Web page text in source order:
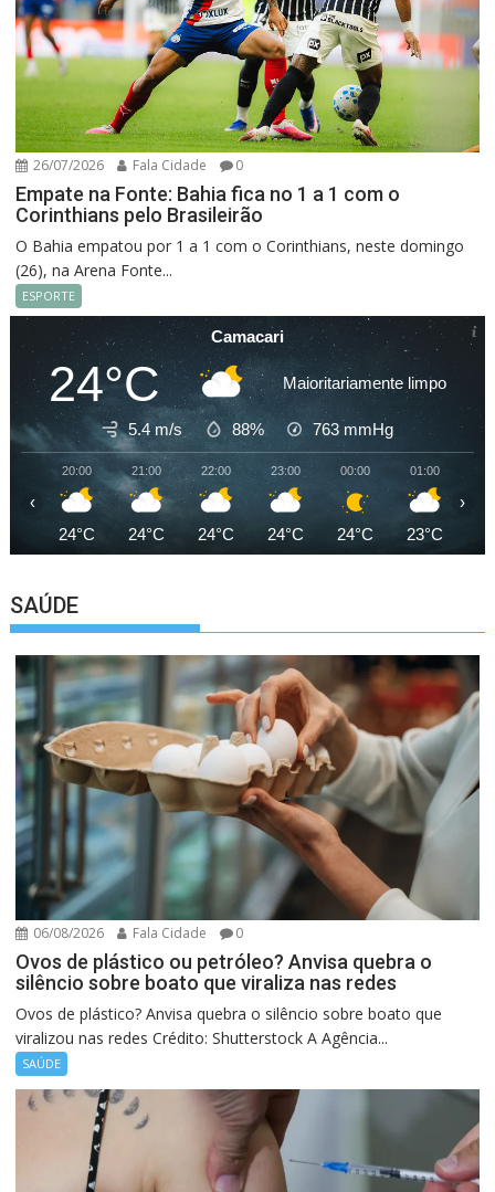
26/07/2026 Fala Cidade 0
Empate na Fonte: Bahia fica no 1 a 1 com o
Corinthians pelo Brasileirão
O Bahia empatou por 1 a 1 com o Corinthians, neste domingo
(26), na Arena Fonte...
ESPORTE
Camacari
24°C Maioritariamente limpo
5.4 m/s 88% 763 mmHg
20:00
24°C
21:00
24°C
22:00
24°C
23:00
24°C
00:00
24°C
01:00
23°C
‹ ›
SAÚDE
06/08/2026 Fala Cidade 0
Ovos de plástico ou petróleo? Anvisa quebra o
silêncio sobre boato que viraliza nas redes
Ovos de plástico? Anvisa quebra o silêncio sobre boato que
viralizou nas redes Crédito: Shutterstock A Agência...
SAÚDE